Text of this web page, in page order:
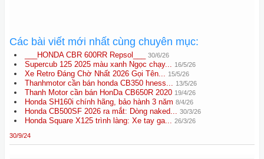
Các bài viết mới nhất cùng chuyên mục:
___HONDA CBR 600RR Repsol___ 30/6/26
Supercub 125 2025 màu xanh Ngọc chạy... 16/5/26
Xe Retro Đáng Chờ Nhất 2026 Gọi Tên... 15/5/26
Thanhmotor cần bán honda CB350 hness... 13/5/26
Thanh Motor cần bán HonDa CB650R 2020 19/4/26
Honda SH160i chính hãng, bảo hành 3 năm 8/4/26
Honda CB500SF 2026 ra mắt: Dòng naked... 30/3/26
Honda Square X125 trình làng: Xe tay ga... 26/3/26
30/9/24